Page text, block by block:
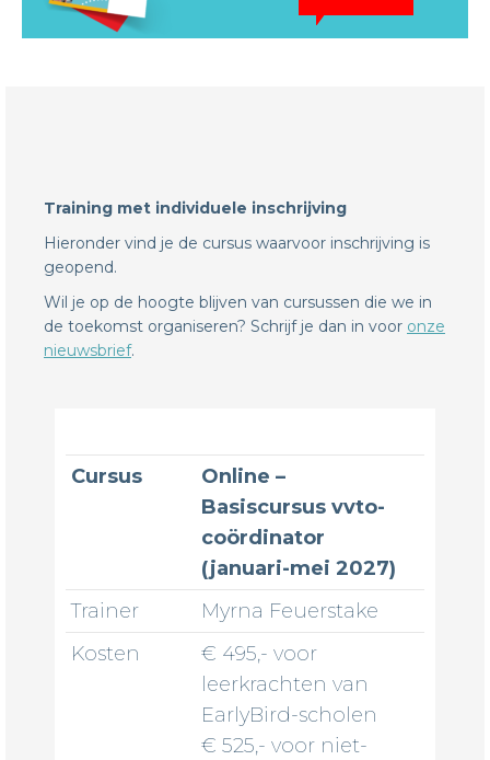
Training met individuele inschrijving
Hieronder vind je de cursus waarvoor inschrijving is
geopend.
Wil je op de hoogte blijven van cursussen die we in
de toekomst organiseren? Schrijf je dan in voor onze
nieuwsbrief.
Cursus
Online –
Basiscursus vvto-
coördinator
(januari-mei 2027)
Trainer
Myrna Feuerstake
Kosten
€ 495,- voor
leerkrachten van
EarlyBird-scholen
€ 525,- voor niet-